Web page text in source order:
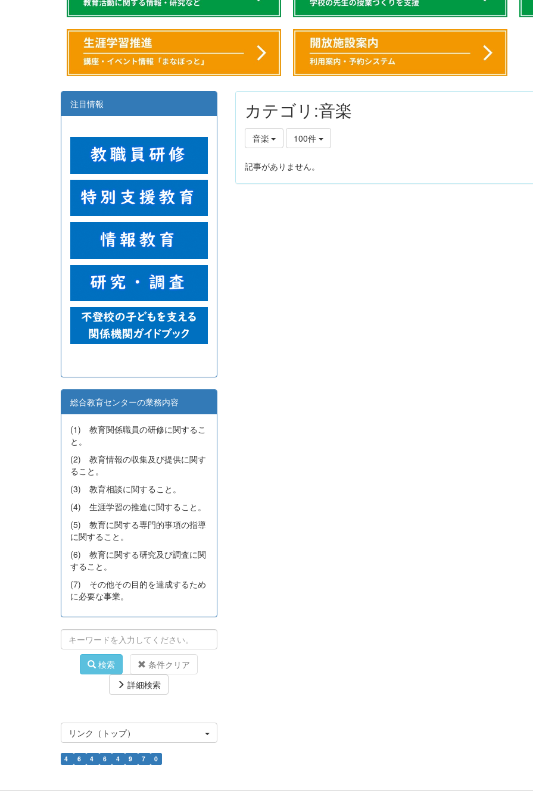
カテゴリ:音楽
音楽 100件
記事がありません。
注目情報
総合教育センターの業務内容
(1) 教育関係職員の研修に関するこ
と。
(2) 教育情報の収集及び提供に関す
ること。
(3) 教育相談に関すること。
(4) 生涯学習の推進に関すること。
(5) 教育に関する専門的事項の指導
に関すること。
(6) 教育に関する研究及び調査に関
すること。
(7) その他その目的を達成するため
に必要な事業。
検索
条件クリア
詳細検索
リンク（トップ）
4 6 4 6 4 9 7 0